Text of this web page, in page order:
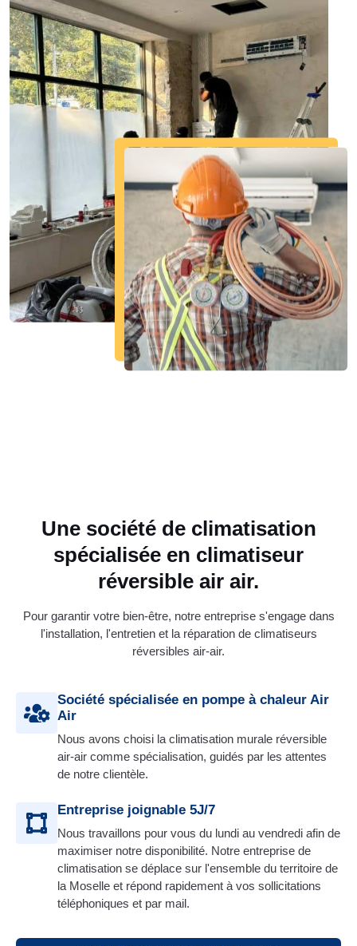
Une société de climatisation
spécialisée en climatiseur
réversible air air.
Pour garantir votre bien-être, notre entreprise s'engage dans
l'installation, l'entretien et la réparation de climatiseurs
réversibles air-air.
Société spécialisée en pompe à chaleur Air
Air
Nous avons choisi la climatisation murale réversible
air-air comme spécialisation, guidés par les attentes
de notre clientèle.
Entreprise joignable 5J/7
Nous travaillons pour vous du lundi au vendredi afin de
maximiser notre disponibilité. Notre entreprise de
climatisation se déplace sur l'ensemble du territoire de
la Moselle et répond rapidement à vos sollicitations
téléphoniques et par mail.